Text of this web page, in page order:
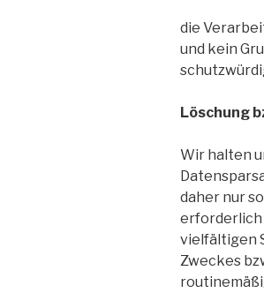
die
und kein
Löschung
Wir halten
daher nur
erforderlich
vielfältigen
Zweckes